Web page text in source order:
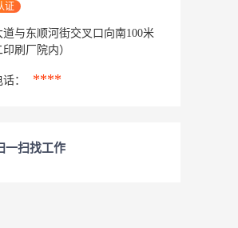
证
道与东顺河街交叉口向南100米
印刷厂院内）
： ****
一扫找工作